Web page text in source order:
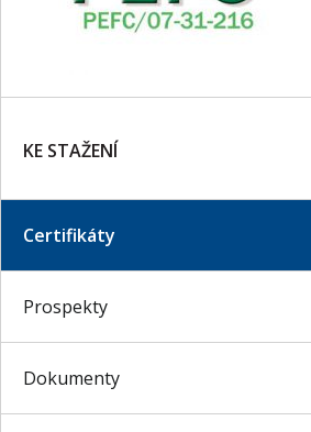
KE STAŽENÍ
Certifikáty
Prospekty
Dokumenty